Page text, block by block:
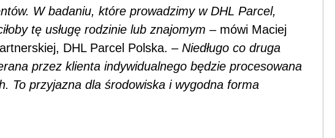
W badaniu, które prowadzimy w DHL Parcel,
tę usługę rodzinie lub znajomym – mówi Maciej
DHL Parcel Polska. – Niedługo co druga
przez klienta indywidualnego będzie procesowana
To przyjazna dla środowiska i wygodna forma